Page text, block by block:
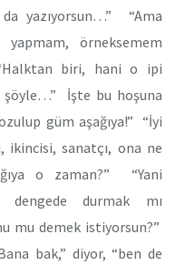
yazıyorsun…” “Ama
örneksemem
biri, hani o ipi
şöyle…” İşte bu hoşuna
güm aşağıya!” “İyi
ikincisi, sanatçı, ona ne
o zaman?” “Yani
dengede durmak mı
mu demek istiyorsun?”
bak,” diyor, “ben de